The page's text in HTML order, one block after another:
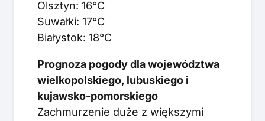
Olsztyn: 16°C
Suwałki: 17°C
Białystok: 18°C
Prognoza pogody dla województwa
wielkopolskiego, lubuskiego i
kujawsko-pomorskiego
Zachmurzenie duże z większymi